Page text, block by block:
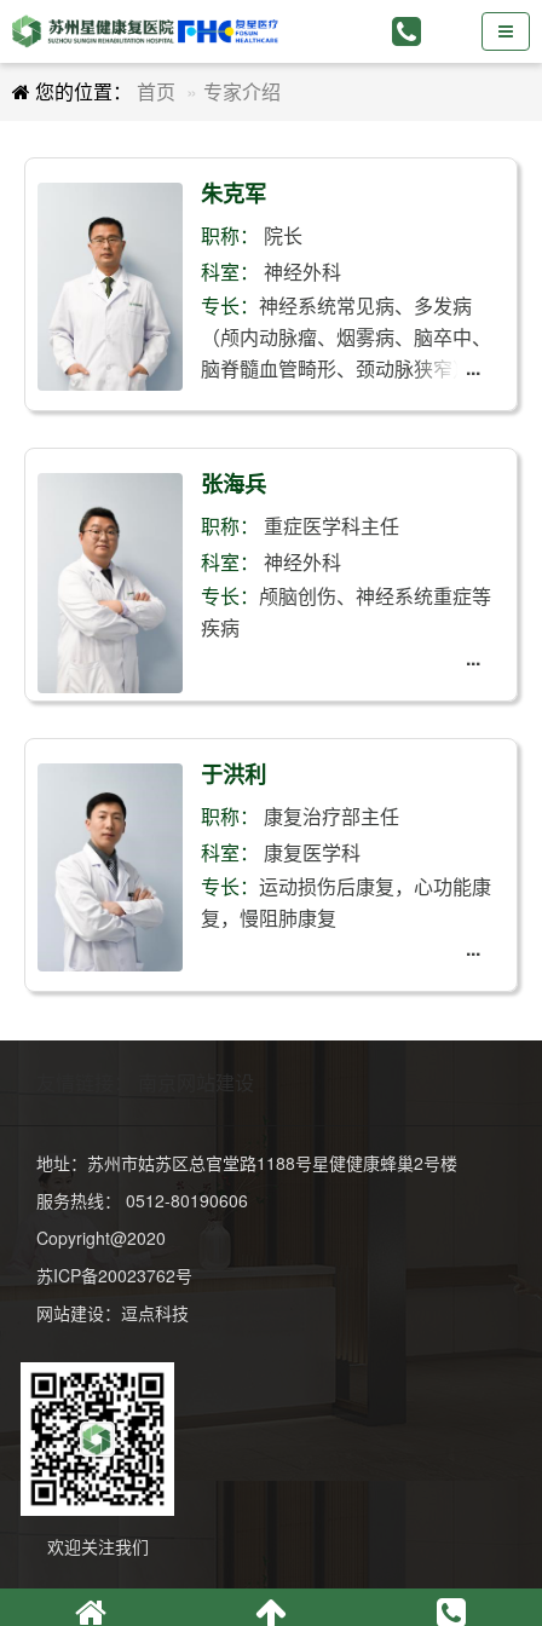
您的位置： 首页 专家介绍
朱克军
职称：
院长
科室：
神经外科
专长：神经系统常见病、多发病
（颅内动脉瘤、烟雾病、脑卒中、
脑脊髓血管畸形、颈动脉狭窄），
张海兵
职称：
重症医学科主任
科室：
神经外科
专长： 颅脑创伤、神经系统重症等
疾病
于洪利
职称：
康复治疗部主任
科室：
康复医学科
专长：运动损伤后康复，心功能康
复，慢阻肺康复
地址：苏州市姑苏区总官堂路1188号星健健康蜂巢2号楼
服务热线： 0512-80190606
Copyright@2020
苏ICP备20023762号
网站建设： 逗点科技
欢迎关注我们